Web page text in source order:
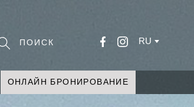
RU
ОНЛАЙН БРОНИРОВАНИЕ